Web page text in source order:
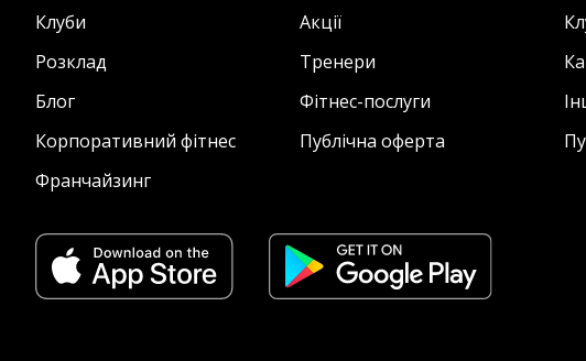
Клуби Акції
Розклад
Тренери
Блог
Фітнес-послуги
Корпоративний фітнес
Публічна оферта
Франчайзинг